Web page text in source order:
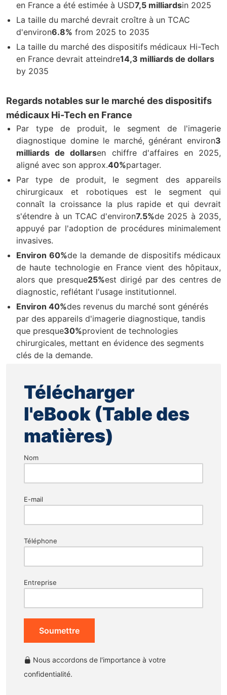
en France a été estimée à USD7,5 milliardsin 2025
La taille du marché devrait croître à un TCAC
d'environ6.8% from 2025 to 2035
La taille du marché des dispositifs médicaux Hi-Tech
en France devrait atteindre14,3 milliards de dollars
by 2035
Regards notables sur le marché des dispositifs
médicaux Hi-Tech en France
Par type de produit, le segment de l'imagerie
diagnostique domine le marché, générant environ3
milliards de dollarsen chiffre d'affaires en 2025,
aligné avec son approx.40%partager.
Par type de produit, le segment des appareils
chirurgicaux et robotiques est le segment qui
connaît la croissance la plus rapide et qui devrait
s'étendre à un TCAC d'environ7.5%de 2025 à 2035,
appuyé par l'adoption de procédures minimalement
invasives.
Environ 60%de la demande de dispositifs médicaux
de haute technologie en France vient des hôpitaux,
alors que presque25%est dirigé par des centres de
diagnostic, reflétant l'usage institutionnel.
Environ 40%des revenus du marché sont générés
par des appareils d'imagerie diagnostique, tandis
que presque30%provient de technologies
chirurgicales, mettant en évidence des segments
clés de la demande.
Télécharger
l'eBook (Table des
matières)
Nom
E-mail
Téléphone
Entreprise
Soumettre
Nous accordons de l'importance à votre
confidentialité.